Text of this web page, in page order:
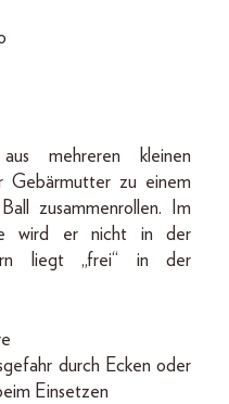
mehreren kleinen
Gebärmutter zu einem
zusammenrollen. Im
wird er nicht in der
liegt „frei“ in der
durch Ecken oder
Einsetzen